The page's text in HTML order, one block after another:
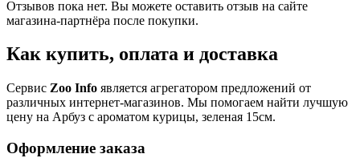
Отзывов пока нет. Вы можете оставить отзыв на сайте
магазина-партнёра после покупки.
Как купить, оплата и доставка
Сервис Zoo Info является агрегатором предложений от
различных интернет-магазинов. Мы помогаем найти лучшую
цену на Арбуз с ароматом курицы, зеленая 15см.
Оформление заказа